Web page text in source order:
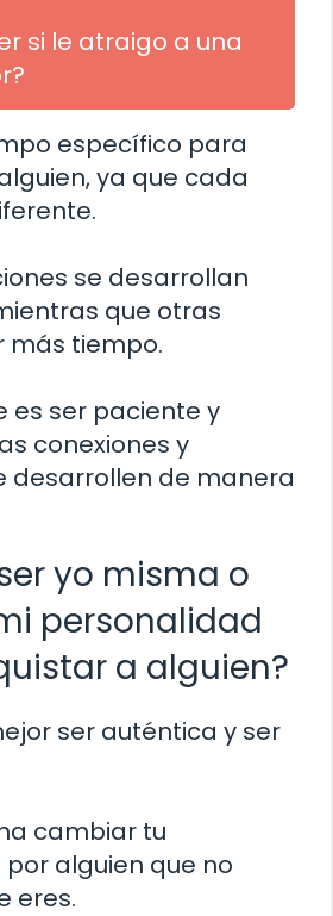
si le atraigo a una
específico para
ya que cada
se desarrollan
que otras
más tiempo.
es ser paciente y
conexiones y
desarrollen de manera
yo misma o
personalidad
a alguien?
ser auténtica y ser
cambiar tu
alguien que no
eres.